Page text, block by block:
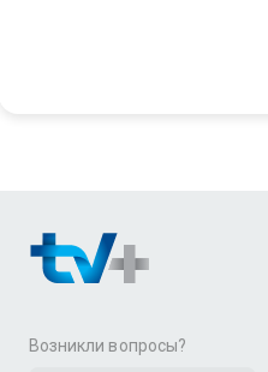
Возникли вопросы?